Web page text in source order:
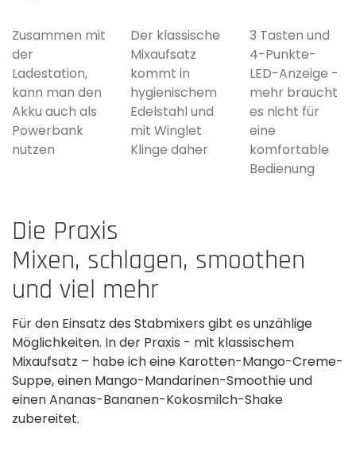
Zusammen mit
der
Ladestation,
kann man den
Akku auch als
Powerbank
nutzen
Der klassische
Mixaufsatz
kommt in
hygienischem
Edelstahl und
mit Winglet
Klinge daher
3 Tasten und
4-Punkte-
LED-Anzeige -
mehr braucht
es nicht für
eine
komfortable
Bedienung
Die Praxis
Mixen, schlagen, smoothen
und viel mehr
Für den Einsatz des Stabmixers gibt es unzählige
Möglichkeiten. In der Praxis - mit klassischem
Mixaufsatz – habe ich eine Karotten-Mango-Creme-
Suppe, einen Mango-Mandarinen-Smoothie und
einen Ananas-Bananen-Kokosmilch-Shake
zubereitet.